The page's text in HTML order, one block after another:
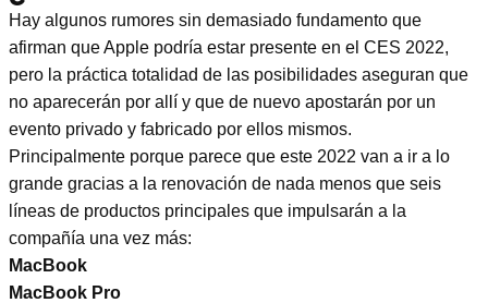
Hay algunos rumores sin demasiado fundamento que
afirman que Apple podría estar presente en el CES 2022,
pero la práctica totalidad de las posibilidades aseguran que
no aparecerán por allí y que de nuevo apostarán por un
evento privado y fabricado por ellos mismos.
Principalmente porque parece que este 2022 van a ir a lo
grande gracias a la renovación de nada menos que seis
líneas de productos principales que impulsarán a la
compañía una vez más:
MacBook
MacBook Pro